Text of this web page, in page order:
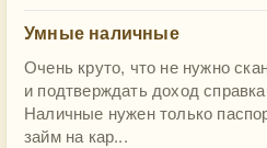
Умные наличные
Очень круто, что не нужно
и подтверждать доход
Наличные нужен только
займ на кар...